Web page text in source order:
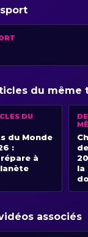
du même
DU
du Monde
:
à
la
associés